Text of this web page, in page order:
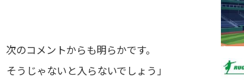
のコメントからも明らかです。
うじゃないと入らないでしょう」